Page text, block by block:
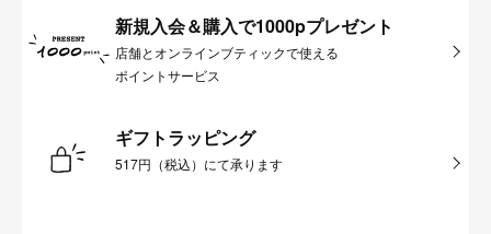
新規入会＆購入で1000pプレゼント
店舗とオンラインブティックで使える
ポイントサービス
ギフトラッピング
517円（税込）にて承ります